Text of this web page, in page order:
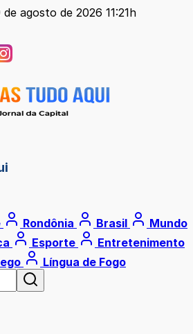
agosto de 2026 11:21h
Rondônia Brasil
Mundo
Esporte
Entretenimento
Língua de Fogo